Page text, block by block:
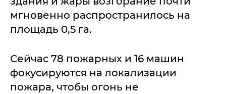
мгновенно распространилось на
площадь 0,5 га.
Сейчас 78 пожарных и 16 машин
фокусируются на локализации
пожара, чтобы огонь не